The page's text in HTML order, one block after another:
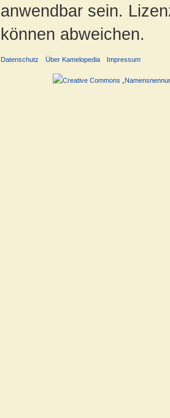
anwendbar sein.
können abweichen.
Datenschutz Über Kamelopedia Impressum